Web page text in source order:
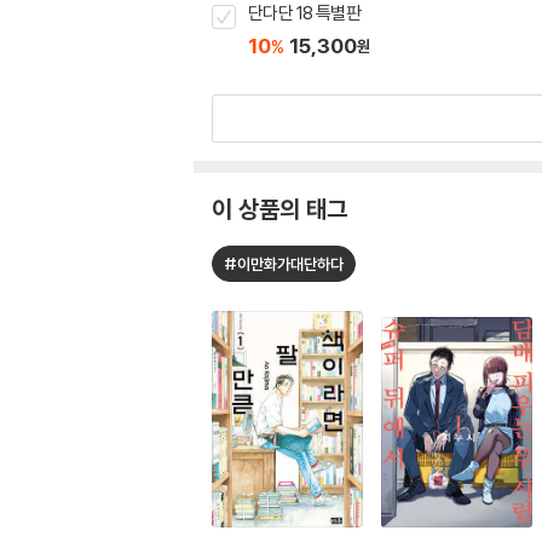
단다단 18 특별판
10% 15,300원
이 상품의 태그
#이만화가대단하다